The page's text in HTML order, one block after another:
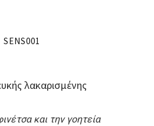
SENS001
λακαρισμένης
και την γοητεία